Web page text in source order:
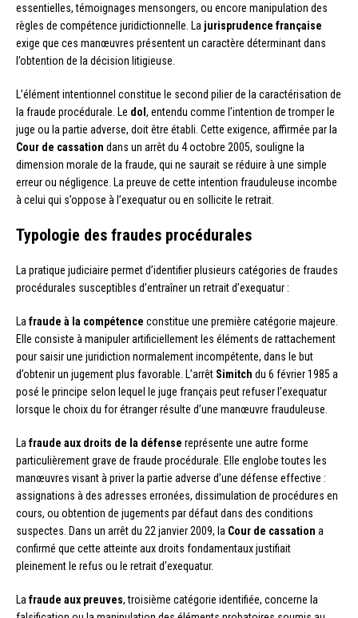
essentielles, témoignages mensongers, ou encore manipulation des
règles de compétence juridictionnelle. La jurisprudence française
exige que ces manœuvres présentent un caractère déterminant dans
l’obtention de la décision litigieuse.
L’élément intentionnel constitue le second pilier de la caractérisation de
la fraude procédurale. Le dol , entendu comme l’intention de tromper le
juge ou la partie adverse, doit être établi. Cette exigence, affirmée par la
Cour de cassation dans un arrêt du 4 octobre 2005, souligne la
dimension morale de la fraude, qui ne saurait se réduire à une simple
erreur ou négligence. La preuve de cette intention frauduleuse incombe
à celui qui s’oppose à l’exequatur ou en sollicite le retrait.
Typologie des fraudes procédurales
La pratique judiciaire permet d’identifier plusieurs catégories de fraudes
procédurales susceptibles d’entraîner un retrait d’exequatur :
Lafraude à la compétence constitue une première catégorie majeure.
Elle consiste à manipuler artificiellement les éléments de rattachement
pour saisir une juridiction normalement incompétente, dans le but
d’obtenir un jugement plus favorable. L’arrêt Simitch du 6 février 1985 a
posé le principe selon lequel le juge français peut refuser l’exequatur
lorsque le choix du for étranger résulte d’une manœuvre frauduleuse.
Lafraude aux droits de la défense représente une autre forme
particulièrement grave de fraude procédurale. Elle englobe toutes les
manœuvres visant à priver la partie adverse d’une défense effective :
assignations à des adresses erronées, dissimulation de procédures en
cours, ou obtention de jugements par défaut dans des conditions
suspectes. Dans un arrêt du 22 janvier 2009, la Cour de cassation a
confirmé que cette atteinte aux droits fondamentaux justifiait
pleinement le refus ou le retrait d’exequatur.
Lafraude aux preuves, troisième catégorie identifiée, concerne la